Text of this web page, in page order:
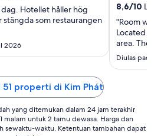
Agu
Hotellet håller hög
stängda som restaurangen
2026
8,6/10
"Room was
Located
area. The
Diulas pada
properti di Kim Phát
yang ditemukan dalam 24 jam terakhir
malam untuk 2 tamu dewasa. Harga dan
sewaktu-waktu. Ketentuan tambahan dapat